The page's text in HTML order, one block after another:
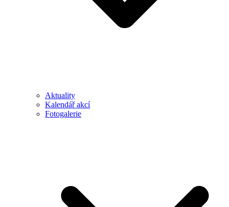
Aktuality
Kalendář akcí
Fotogalerie